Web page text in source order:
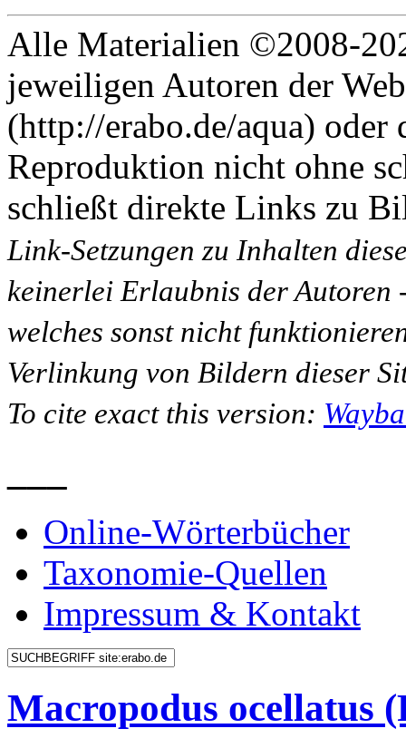
Alle Materialien ©2008-
jeweiligen Autoren der
(http://erabo.de/aqua) oder
Reproduktion nicht ohne
schließt direkte Links zu
Link-Setzungen zu Inhalten
keinerlei Erlaubnis der Autoren
welches sonst nicht
Verlinkung von Bildern dieser
To cite exact this version:
Online-Wörterbücher
Taxonomie-Quellen
Impressum & Kontakt
Macropodus ocellatus